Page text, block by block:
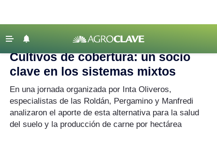
Agricultura
Lechería
Tecnología
‹ VOLVER
Agroclave cultivos de cobertura
Cultivos de cobertura: un socio
clave en los sistemas mixtos
En una jornada organizada por Inta Oliveros,
especialistas de las Roldán, Pergamino y Manfredi
analizaron el aporte de esta alternativa para la salud
del suelo y la producción de carne por hectárea